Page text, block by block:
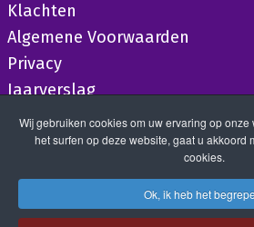
Klachten
Algemene Voorwaarden
Privacy
Jaarverslag
Wij gebruiken cookies om uw ervaring op
het surfen op deze website, gaat u akkoord
cookies.
Ok, ik heb het